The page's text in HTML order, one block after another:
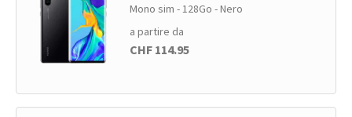
Mono sim - 128Go - Nero
a partire da
CHF 114.95